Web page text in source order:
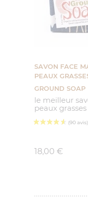
SAVON FACE
PEAUX
GROUND SOAP
le meilleur
peaux grasses
18,00 €